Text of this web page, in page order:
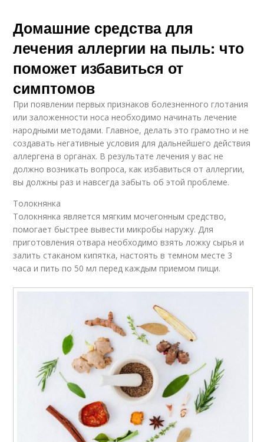
Домашние средства для
лечения аллергии на пыль: что
поможет избавиться от
симптомов
При появлении первых признаков болезненного глотания
или заложенности носа необходимо начинать лечение
народными методами. Главное, делать это грамотно и не
создавать негативные условия для дальнейшего действия
аллергена в органах. В результате лечения у вас не
должно возникать вопроса, как избавиться от аллергии,
вы должны раз и навсегда забыть об этой проблеме.
Толокнянка
Толокнянка является мягким мочегонным средство,
помогает быстрее вывести микробы наружу. Для
приготовления отвара необходимо взять ложку сырья и
залить стаканом кипятка, настоять в темном месте 3
часа и пить по 50 мл перед каждым приемом пищи.